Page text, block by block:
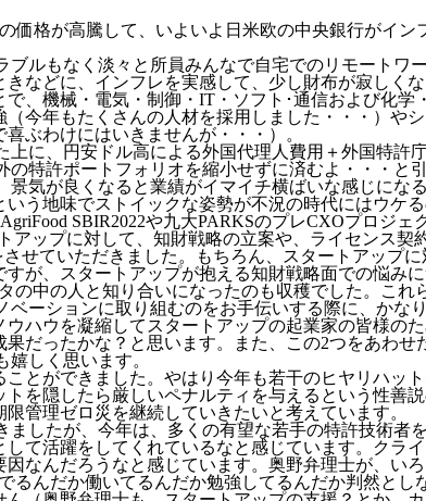
格が高騰して、いよいよ日米欧の中央銀行がイン
ルもなく淡々と所員みんなで自宅でのリモートワ
などに、インフレを実感して、少し財布が寂しく
、機械・電気・制御・IT・ソフト･通信および化学
今年もたくさんの人材を採用しました・・・）や
ぶわけにはいきませんが・・・）。
に、円安ドル高による外国代理人費用＋外国特許
特許ポートフォリオを縮小せずに済むよ・・・と
気が良くなると業績がイマイチ横ばいな感じにな
う地味でストイックな姿勢が不況の時代にはウケる
SBIR2022や九大PARKSのプレCXOプロジェ
ップに対して、知財戦略の立案や、ライセンス契
せていただきました。もちろん、スタートアップ
が、スタートアップが抱える知財戦略面での悩み
中の人と知り合いになったのも収穫でした。これ
ーションに取り組むのをお手伝いする際に、かな
ハウを凝縮してスタートアップの起業家の皆様の
だったかな？と思います。また、この2つをあわせ
嬉しく思います。
とができました。やはり今年も若干のヒヤリハッ
を隠したら厳しいペナルティを与えるという性善
管理ゼロ災を継続していきたいと考えています。
したが、今年は、多くの有望な若手の特許技術者
て活躍をしてくれているなと感じています。クラ
なんだろうなと感じています。奥野弁理士が、い
んだか働いてるんだか勉強してるんだか判然とし